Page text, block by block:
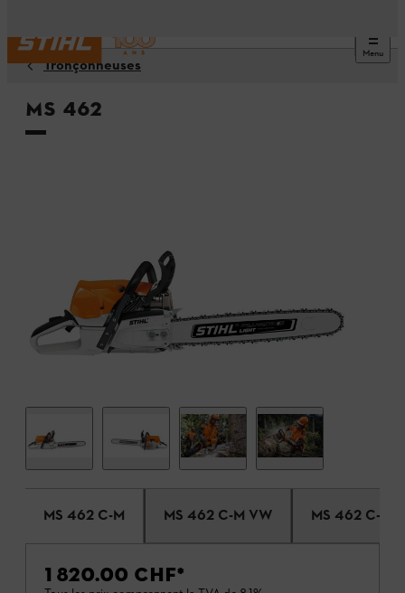
Menu
Tronçonneuses
MS 462
MS 462 C-M MS 462 C-M VW MS 462 C-M R
1 820.00 CHF*